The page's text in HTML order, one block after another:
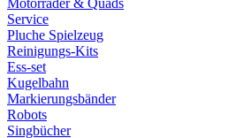
Motorräder & Quads
Service
Pluche Spielzeug
Reinigungs-Kits
Ess-set
Kugelbahn
Markierungsbänder
Robots
Singbücher